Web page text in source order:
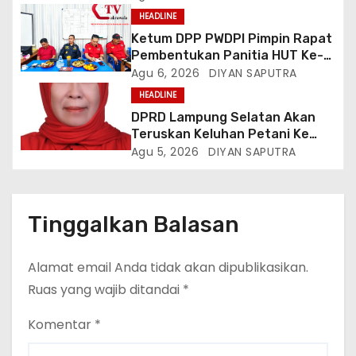
HEADLINE
Ketum DPP PWDPI Pimpin Rapat
Pembentukan Panitia HUT Ke-4,
Berikut Susunan Dan Rangkaian
Kegiatannya
Agu 6, 2026 DIYAN SAPUTRA
HEADLINE
DPRD Lampung Selatan Akan
Teruskan Keluhan Petani Ke
Dinas Terkait, Minta Audit
Agu 5, 2026 DIYAN SAPUTRA
Tinggalkan Balasan
Alamat email Anda tidak akan dipublikasikan.
Ruas yang wajib ditandai *
Komentar *